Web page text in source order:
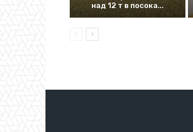
над 12 т в посока...